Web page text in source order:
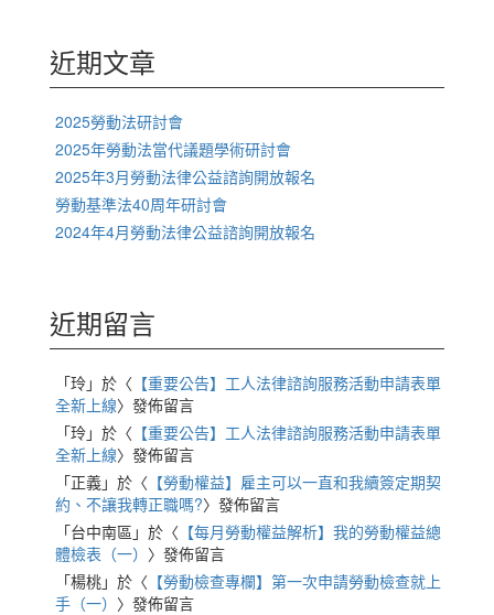
字:
近期文章
2025勞動法研討會
2025年勞動法當代議題學術研討會
2025年3月勞動法律公益諮詢開放報名
勞動基準法40周年研討會
2024年4月勞動法律公益諮詢開放報名
近期留言
「玲」於〈 【重要公告】工人法律諮詢服務活動申請表單
全新上線〉發佈留言
「玲」於〈 【重要公告】工人法律諮詢服務活動申請表單
全新上線〉發佈留言
「正義」於〈 【勞動權益】雇主可以一直和我續簽定期契
約、不讓我轉正職嗎?〉發佈留言
「台中南區 」於〈 【每月勞動權益解析】我的勞動權益總
體檢表（一） 〉發佈留言
「楊桃」於〈 【勞動檢查專欄】第一次申請勞動檢查就上
手（一） 〉發佈留言